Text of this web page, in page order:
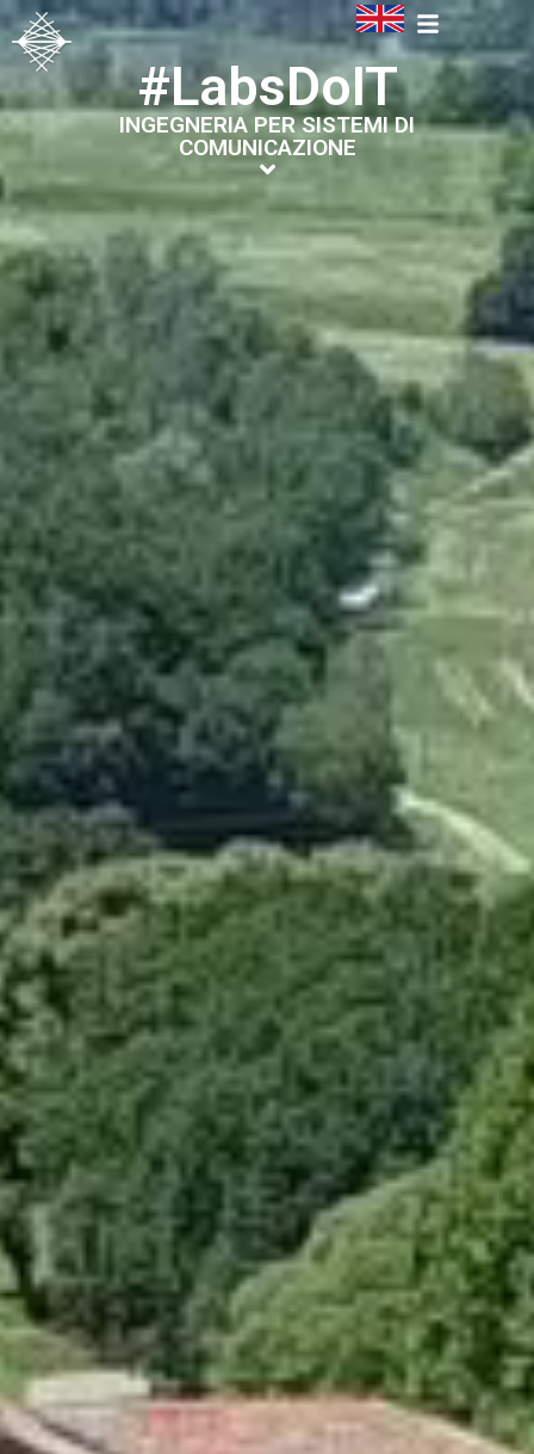
#LabsDoIT
INGEGNERIA PER SISTEMI DI
COMUNICAZIONE